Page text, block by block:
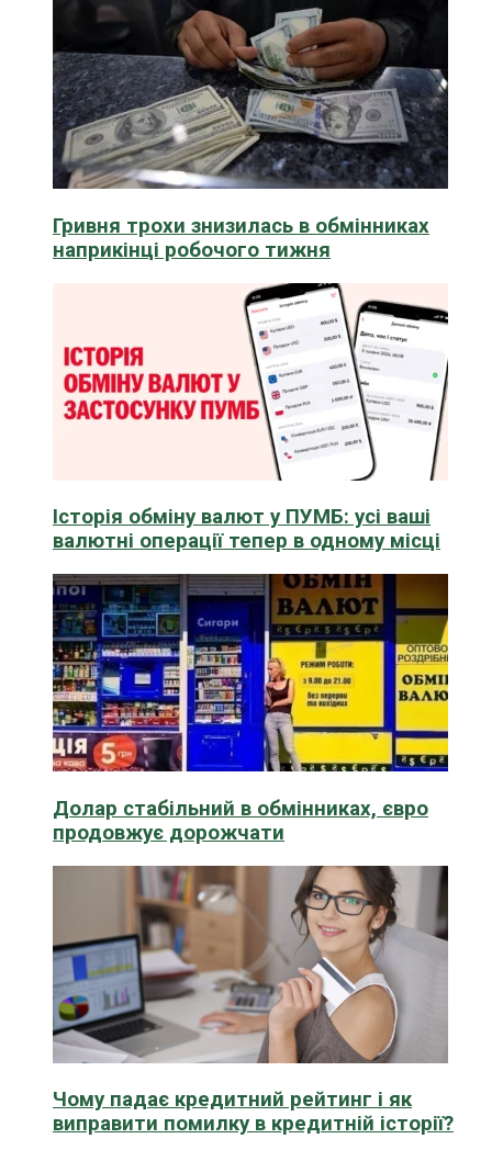
Гривня трохи знизилась в обмінниках
наприкінці робочого тижня
Історія обміну валют у ПУМБ: усі ваші
валютні операції тепер в одному місці
Долар стабільний в обмінниках, євро
продовжує дорожчати
Чому падає кредитний рейтинг і як
виправити помилку в кредитній історії?